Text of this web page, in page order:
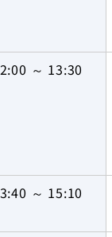
～ 13:30
～ 15:10